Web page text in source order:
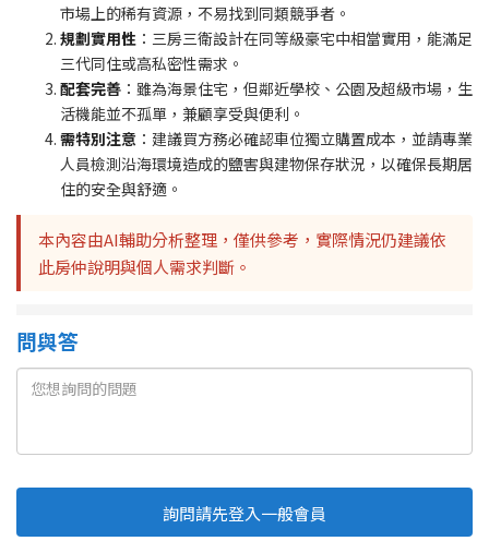
市場上的稀有資源，不易找到同類競爭者。
規劃實用性 ：三房三衛設計在同等級豪宅中相當實用，能滿足
三代同住或高私密性需求。
配套完善 ：雖為海景住宅，但鄰近學校、公園及超級市場，生
活機能並不孤單，兼顧享受與便利。
需特別注意 ：建議買方務必確認車位獨立購置成本，並請專業
人員檢測沿海環境造成的鹽害與建物保存狀況，以確保長期居
住的安全與舒適。
本內容由AI輔助分析整理，僅供參考，實際情況仍建議依
此房仲說明與個人需求判斷。
問與答
詢問請先登入一般會員